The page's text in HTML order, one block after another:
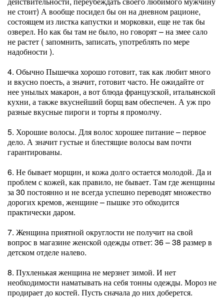
не стоит) А вообще посидел бы он на дневном рационе,
состоящем из листка капустки и морковки, еще не так бы
озверел. Но как бы там не было, но говорят – на змее сало
не растет ( запомнить, записать, употреблять по мере
надобности ).
4. Обычно Пышечка хорошо готовит, так как любит много
и вкусно поесть, а значит, готовит часто. Не ожидайте от
нее унылых макарон, а вот блюда французской, итальянской
кухни, а также вкуснейший борщ вам обеспечен. А уж про
разные вкусные пироги и торты я промолчу.
5. Хорошие волосы. Для волос хорошее питание – первое
дело. А значит густые и блестящие волосы вам почти
гарантированы.
6. Не бывает морщин, и кожа долго остается молодой. Да и
проблем с кожей, как правило, не бывает. Там где женщины
за 30 постоянно и не всегда успешно переводят множество
дорогих кремов, женщине – пышке это обходится
практически даром.
7. Женщина приятной округлости не получит на свой
вопрос в магазине женской одежды ответ: 36 – 38 размер в
детском отделе налево.
8. Пухленькая женщина не мерзнет зимой. И нет
необходимости наматывать на себя тонны одежды. Мороз не
продирает до костей. Пусть сначала до них доберется.